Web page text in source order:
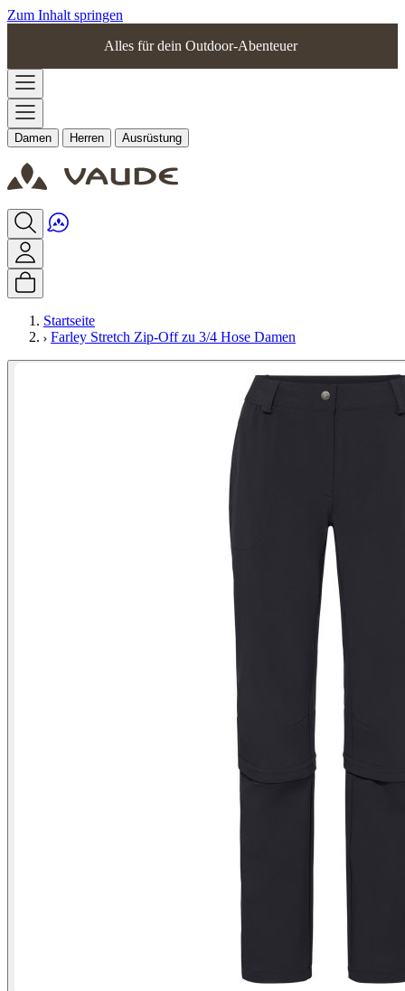
Zum Inhalt springen
Alles für dein Outdoor-Abenteuer
Damen Herren Ausrüstung
Startseite
Farley Stretch Zip-Off zu 3/4 Hose Damen